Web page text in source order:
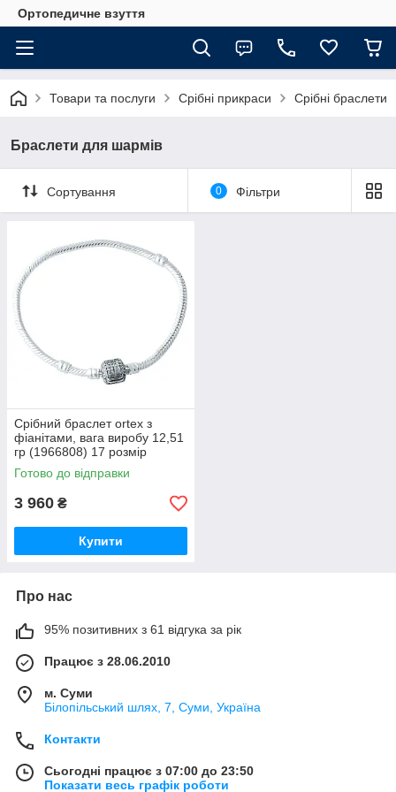
Ортопедичне взуття
Товари та послуги Срібні прикраси Срібні браслети
Браслети для шармів
Сортування 0 Фільтри
Срібний браслет ortex з
фіанітами, вага виробу 12,51
гр (1966808) 17 розмір
Готово до відправки
3 960 ₴
Купити
Про нас
95% позитивних з 61 відгука за рік
Працює з 28.06.2010
м. Суми
Білопільський шлях, 7, Суми, Україна
Контакти
Сьогодні працює з 07:00 до 23:50
Показати весь графік роботи